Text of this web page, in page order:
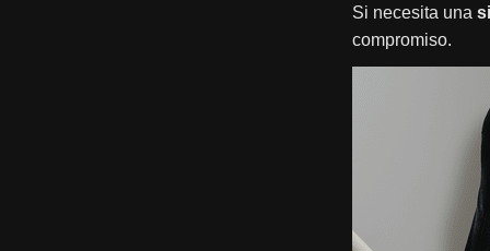
Si necesita una
compromiso.